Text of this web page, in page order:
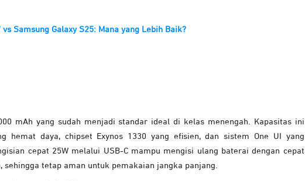
Samsung Galaxy S25: Mana yang Lebih Baik?
mAh yang sudah menjadi standar ideal di kelas menengah. Kapasitas ini
hemat daya, chipset Exynos 1330 yang efisien, dan sistem One UI yang
cepat 25W melalui USB-C mampu mengisi ulang baterai dengan cepat
tetap aman untuk pemakaian jangka panjang.